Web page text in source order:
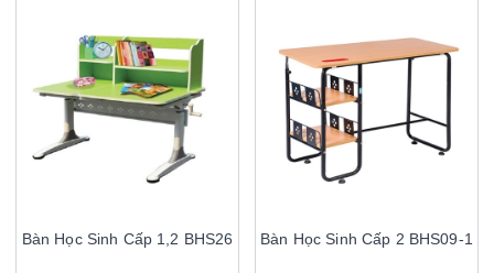
Bàn Học Sinh Cấp 1,2 BHS26 Bàn Học Sinh Cấp 2 BHS09-1